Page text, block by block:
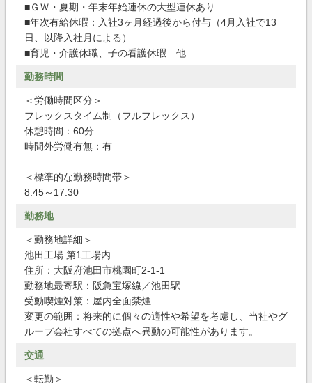
■ＧＷ・夏期・年末年始連休の大型連休あり
■年次有給休暇：入社3ヶ月経過後から付与（4月入社で13
日、以降入社月による）
■育児・介護休職、子の看護休暇 他
勤務時間
＜労働時間区分＞
フレックスタイム制（フルフレックス）
休憩時間：60分
時間外労働有無：有
＜標準的な勤務時間帯＞
8:45～17:30
勤務地
＜勤務地詳細＞
池田工場 第1工場内
住所：大阪府池田市桃園町2-1-1
勤務地最寄駅：阪急宝塚線／池田駅
受動喫煙対策：屋内全面禁煙
変更の範囲：将来的に個々の適性や希望を考慮し、当社やグ
ループ会社すべての拠点へ異動の可能性があります。
交通
＜転勤＞